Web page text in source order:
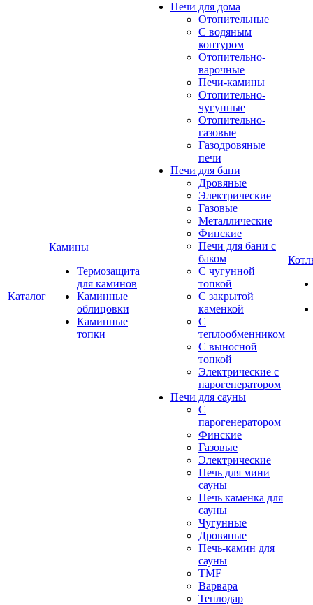
Каталог
Камины
Термозащита
для каминов
Каминные
облицовки
Каминные
топки
Печи для дома
Отопительные
C водяным
контуром
Отопительно-
варочные
Печи-камины
Отопительно-
чугунные
Отопительно-
газовые
Газодровяные
печи
Печи для бани
Дровяные
Электрические
Газовые
Металлические
Финские
Печи для бани с
баком
С чугунной
топкой
С закрытой
каменкой
С
теплообменником
С выносной
топкой
Электрические с
парогенератором
Печи для сауны
С
парогенератором
Финские
Газовые
Электрические
Печь для мини
сауны
Печь каменка для
сауны
Чугунные
Дровяные
Печь-камин для
сауны
TMF
Варвара
Теплодар